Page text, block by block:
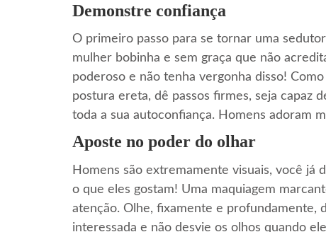
Demonstre confiança
O primeiro passo para se tornar uma
mulher bobinha e sem graça que não
poderoso e não tenha vergonha disso! Como
postura ereta, dê passos firmes, seja capaz
toda a sua autoconfiança. Homens adoram
Aposte no poder do olhar
Homens são extremamente visuais, você já
o que eles gostam! Uma maquiagem
atenção. Olhe, fixamente e profundamente,
interessada e não desvie os olhos quando